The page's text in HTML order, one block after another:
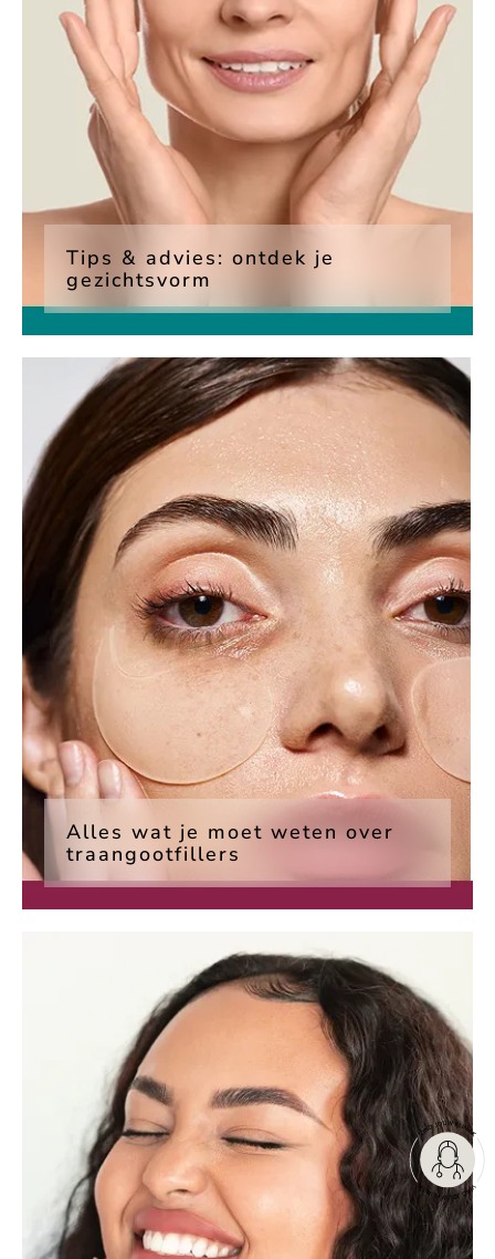
Tips & advies: ontdek je
gezichtsvorm
Alles wat je moet weten over
traangootfillers